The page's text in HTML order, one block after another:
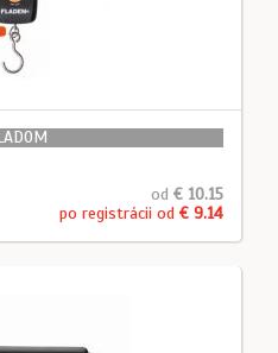
od € 10.15
po registrácii od € 9.14